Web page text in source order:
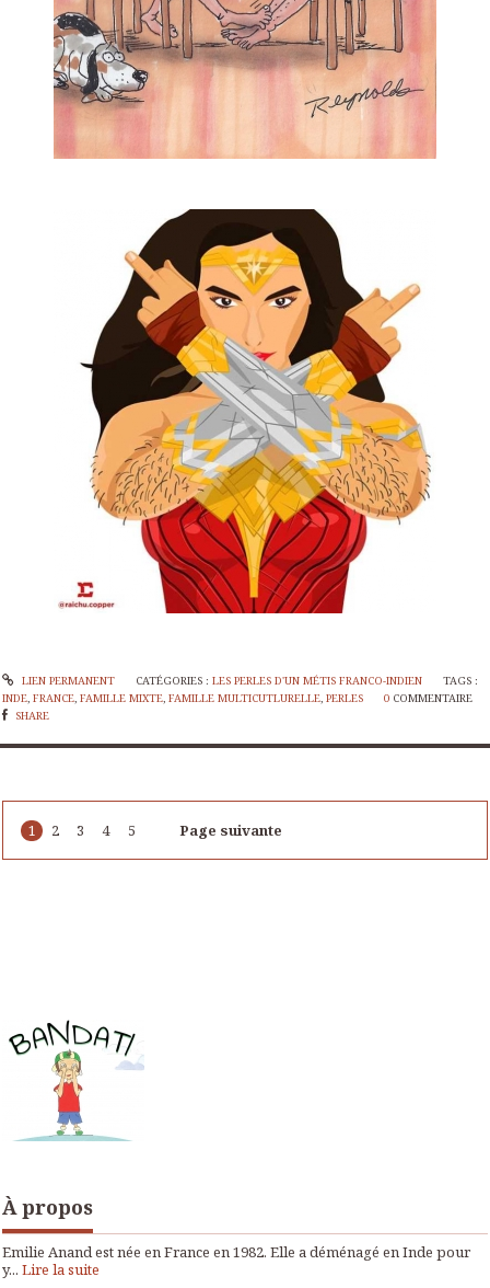
LIEN PERMANENT CATÉGORIES : LES PERLES D'UN MÉTIS FRANCO-INDIEN
TAGS :
INDE, FRANCE, FAMILLE MIXTE, FAMILLE MULTICUTLURELLE, PERLES 0 COMMENTAIRE
SHARE
1 2 3 4 5 Page suivante
À propos
Emilie Anand est née en France en 1982. Elle a déménagé en Inde pour
y... Lire la suite